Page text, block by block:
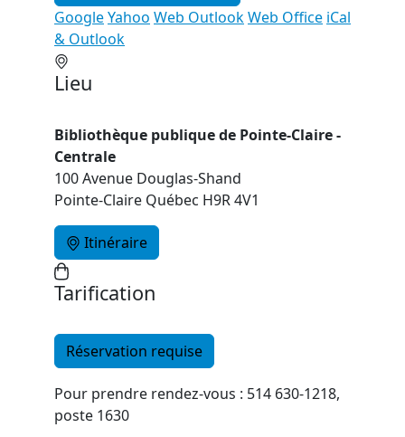
GoogleYahoo Web OutlookWeb Office iCal
& Outlook
Lieu
Bibliothèque publique de Pointe-Claire -
Centrale
100 Avenue Douglas-Shand
Pointe-Claire Québec H9R 4V1
Itinéraire
Tarification
Réservation requise
Pour prendre rendez-vous : 514 630-1218,
poste 1630